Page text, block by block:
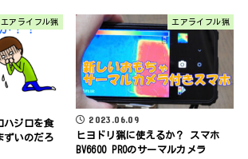
エアライフル猟
ハジロを食
ずいのだろ
エアライフル猟
2023.06.09
ヒヨドリ猟に使えるか？ スマホ
BV6600 PROのサーマルカメラ